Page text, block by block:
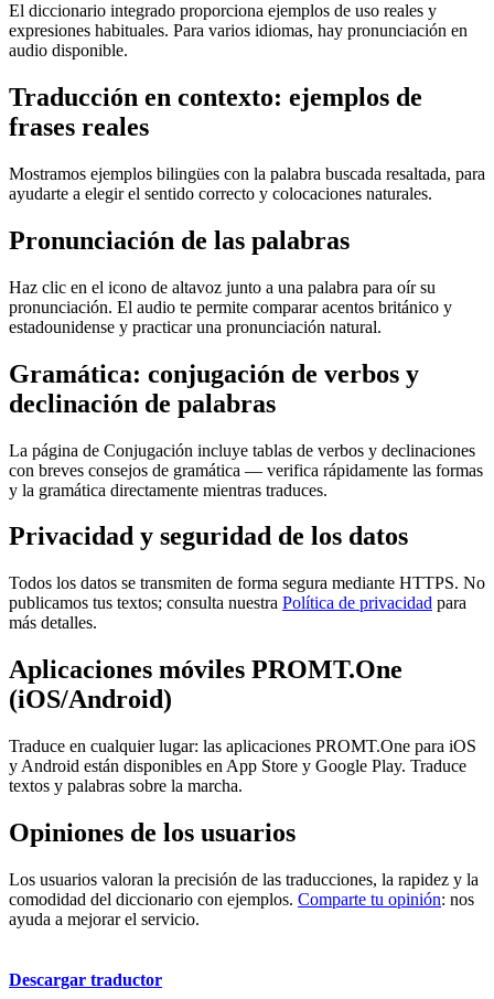
El diccionario integrado proporciona ejemplos de uso reales y
expresiones habituales. Para varios idiomas, hay pronunciación en
audio disponible.
Traducción en contexto: ejemplos de
frases reales
Mostramos ejemplos bilingües con la palabra buscada resaltada, para
ayudarte a elegir el sentido correcto y colocaciones naturales.
Pronunciación de las palabras
Haz clic en el icono de altavoz junto a una palabra para oír su
pronunciación. El audio te permite comparar acentos británico y
estadounidense y practicar una pronunciación natural.
Gramática: conjugación de verbos y
declinación de palabras
La página de Conjugación incluye tablas de verbos y declinaciones
con breves consejos de gramática — verifica rápidamente las formas
y la gramática directamente mientras traduces.
Privacidad y seguridad de los datos
Todos los datos se transmiten de forma segura mediante HTTPS. No
publicamos tus textos; consulta nuestra Política de privacidad para
más detalles.
Aplicaciones móviles PROMT.One
(iOS/Android)
Traduce en cualquier lugar: las aplicaciones PROMT.One para iOS
y Android están disponibles en App Store y Google Play. Traduce
textos y palabras sobre la marcha.
Opiniones de los usuarios
Los usuarios valoran la precisión de las traducciones, la rapidez y la
comodidad del diccionario con ejemplos. Comparte tu opinión: nos
ayuda a mejorar el servicio.
Descargar traductor